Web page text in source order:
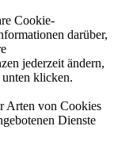
Cookie-
darüber,
jederzeit ändern,
klicken.
Arten von Cookies
Dienste